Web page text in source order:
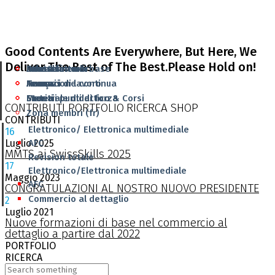
Good Contents Are Everywhere, But Here, We
Deliver The Best of The Best.Please Hold on!
CONTRIBUTIPORTFOLIO RICERCA SHOP
CONTRIBUTI
16
Luglio 2025
MMTS ai SwissSkills 2025
17
Maggio 2023
CONGRATULAZIONI AL NOSTRO NUOVO PRESIDENTE
2
Luglio 2021
Nuove formazioni di base nel commercio al
dettaglio a partire dal 2022
PORTFOLIO
RICERCA
Attualità
Annunci di lavoro
Eventi
Formazione di base
Elettronico/ Elettronica multimediale
AFC
Revision totale
Elettronico/Elettronica multimediale
AFC
Commercio al dettaglio
Formazione continua
Materiale didattico & Corsi
I nostri membri
Team
I nostri punti di forza
Zona membri (fr)
Infrastruttura
Team
Storia
Deutsch
Français